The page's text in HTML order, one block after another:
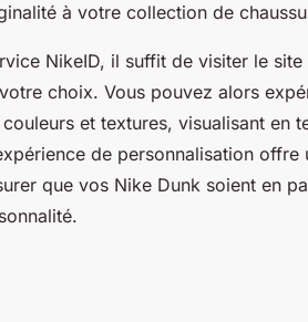
à votre collection de
NikeID, il suffit de visiter le
choix. Vous pouvez alors
et textures, visualisant en
de personnalisation
que vos Nike Dunk soient en